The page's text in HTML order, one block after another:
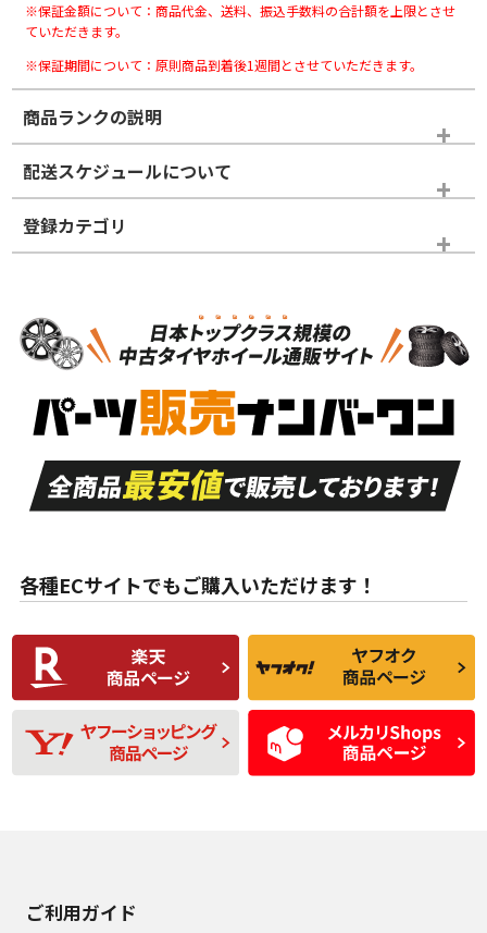
※保証金額について：商品代金、送料、振込手数料の合計額を上限とさせ
ていただきます。
※保証期間について：原則商品到着後1週間とさせていただきます。
商品ランクの説明
※商品ランクは出品者の主観により判断しておりますので、あら
かじめご了承ください。
ホイールランク
S
品）
S
新車外し品（新古
付き
A
走行距離も少なく、
目立つ傷もほとんど
ない中古品
A
走行距離も少なく、
非常に状態の良い中
古品
な中古品
んどない中古品
C
比較的きれいな中古
品
C
られるが、使用に問
題のない中古品
D
使用感や目立つ傷が
あり、一般的な中古
品
D
残り溝も少なく、偏
磨耗がみられ、短期
間使用できるくらい
の中古品
配送スケジュールについて
登録カテゴリ
スタッドレスタイヤホイールセット
各種ECサイトでもご購入いただけます！
ご利用ガイド